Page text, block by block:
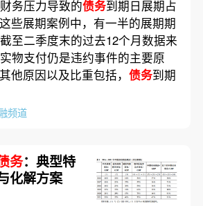
务压力导致的债务到期日展期占
些展期案例中，有一半的展期期
至二季度末的过去12个月数据来
物支付仍是违约事件的主要原
他原因以及比重包括， 债务到期
频道
务：典型特
化解方案